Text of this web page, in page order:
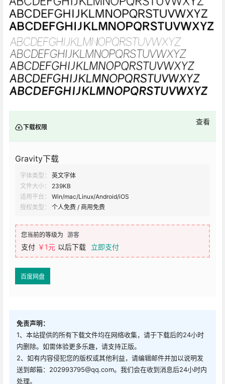
下载权限
查看
Gravity下载
字体类型：
英文字体
文件大小：
239KB
适用平台：
Win/mac/Linux/Android/iOS
授权类型：
个人免费 / 商用免费
您当前的等级为 游客
支付 ￥1元 以后下载 立即支付
百度网盘
免责声明：
1、本站提供的所有下载文件均在网络收集，请于下载后的24小时
内删除。如需体验更多乐趣，请支持正版。
2、如有内容侵犯您的版权或其他利益，请编辑邮件并加以说明发
送到邮箱：202993795@qq.com。我们会在收到消息后24小时内
处理。